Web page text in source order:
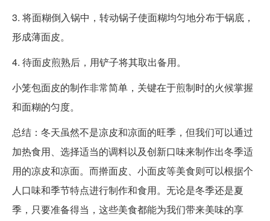
3. 将面糊倒入锅中，转动锅子使面糊均匀地分布于锅底，
形成薄面皮。
4. 待面皮煎熟后，用铲子将其取出备用。
小笼包面皮的制作非常简单，关键在于煎制时的火候掌握
和面糊的匀度。
总结：冬天虽然不是凉皮和凉面的旺季，但我们可以通过
加热食用、选择适当的调料以及创新口味来制作出冬季适
用的凉皮和凉面。而擀面皮、小面皮等美食则可以根据个
人口味和季节特点进行制作和食用。无论是冬季还是夏
季，只要准备得当，这些美食都能为我们带来美味的享